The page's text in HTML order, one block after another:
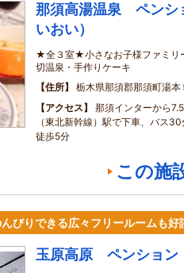
那須高湯温泉 ペンシ
いおい）
★全３室★小さなお子様ファミリ
切温泉・手作りケーキ
住所
栃木県那須郡那須町湯本
アクセス
那須インターから
（東北新幹線）駅で下車、バス
徒歩5分
この施
びりできる広々フリールームも好
玉原高原 ペンショ